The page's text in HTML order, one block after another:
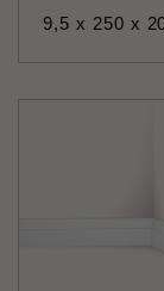
9,5 x 250 x